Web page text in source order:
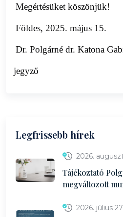
Megértésüket köszönjük!
Földes, 2025. május 15.
Dr. Polgárné dr. Katona
jegyző
Legfrissebb hírek
2026.
Tájékoztató
megváltozott
2026. július 27.